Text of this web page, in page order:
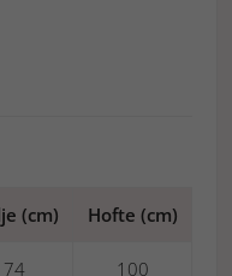
(cm) Hofte (cm)
74 100